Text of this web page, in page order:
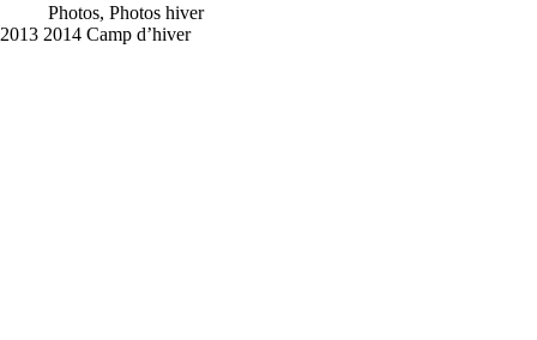
Photos, Photos hiver
2013 2014 Camp d’hiver